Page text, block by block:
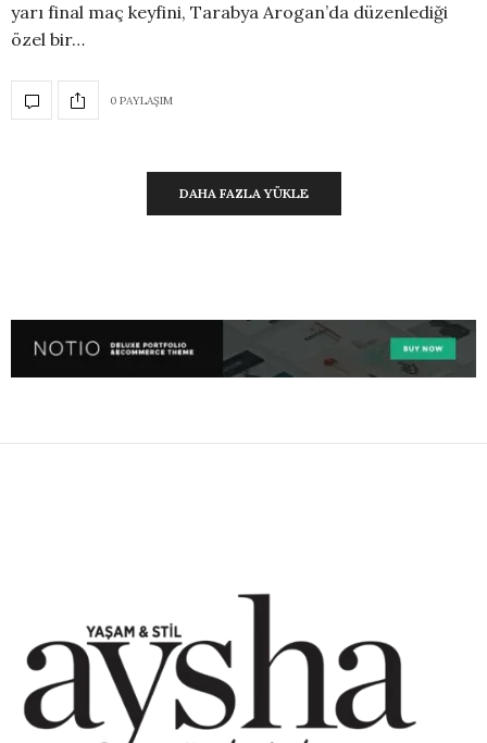
yarı final maç keyfini, Tarabya Arogan’da düzenlediği
özel bir…
0 PAYLAŞIM
DAHA FAZLA YÜKLE